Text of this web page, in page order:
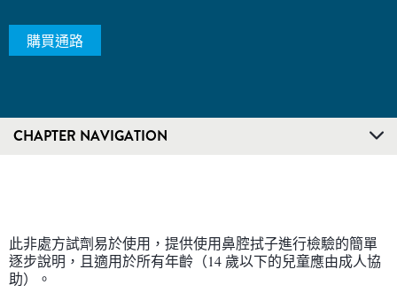
購買通路
CHAPTER NAVIGATION
此非處方試劑易於使用，提供使用鼻腔拭子進行檢驗的簡單
逐步說明，且適用於所有年齡（14 歲以下的兒童應由成人協
助）。